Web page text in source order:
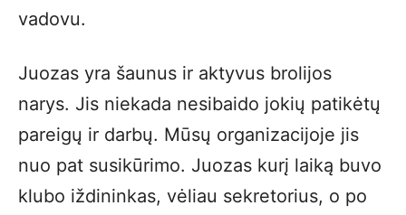
vadovu.
Juozas yra šaunus ir aktyvus brolijos
narys. Jis niekada nesibaido jokių patikėtų
pareigų ir darbų. Mūsų organizacijoje jis
nuo pat susikūrimo. Juozas kurį laiką buvo
klubo iždininkas, vėliau sekretorius, o po